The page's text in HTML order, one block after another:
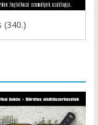
(340.)